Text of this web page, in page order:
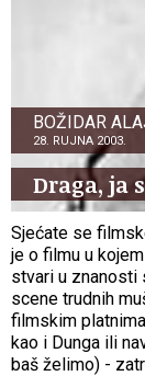
BOŽIDAR
28. RUJNA 2003.
Draga, ja
Sjećate se
je o filmu u
stvari u znanosti
scene trudnih
filmskim
kao i Dunga ili
baš želimo) -